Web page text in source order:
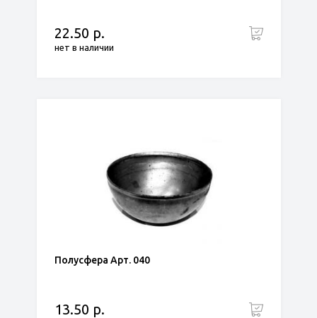
22.50 р.
нет в наличии
Полусфера Арт. 040
13.50 р.